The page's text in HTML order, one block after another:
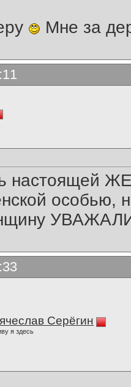
Мне за
настоящей
особью,
Серёгин
я здесь